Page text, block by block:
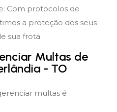
Com protocolos de
a proteção dos seus
sua frota.
Multas de
- TO
multas é